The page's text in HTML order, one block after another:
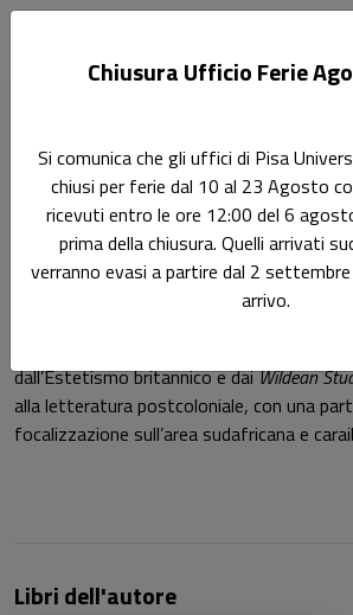
Laura Giovannelli
Pagina di Laura Giovannelli
dall’Estetismo britannico e daiWildean
alla letteratura postcoloniale, con una
focalizzazione sull’area sudafricana e
Libri dell'autore
Chiusura Ufficio Ferie
Si comunica che gli uffici di Pisa
chiusi per ferie dal 10 al 23 Agosto
ricevuti entro le ore 12:00 del 6
prima della chiusura. Quelli arrivati
verranno evasi a partire dal 2
arrivo.